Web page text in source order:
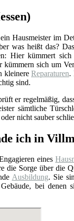
Hausmeister im
was heißt das?
Hier kümmert
kümmern sich um
kleinereReparaturen.
sind.
er regelmäßig,
sämtliche
nicht sauber
ich in
eines
die Sorge über die
Ausbildung. Sie
bei